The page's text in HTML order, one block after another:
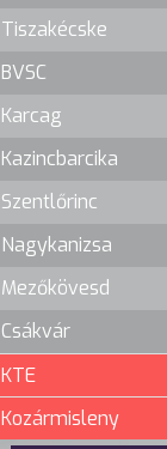
Tiszakécske
BVSC
Karcag
Kazincbarcika
Szentlőrinc
Nagykanizsa
Mezőkövesd
Csákvár
KTE
Kozármisleny